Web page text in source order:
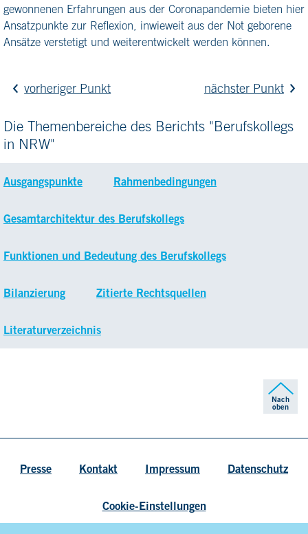
gewonnenen Erfahrungen aus der Coronapandemie bieten hier
Ansatzpunkte zur Reflexion, inwieweit aus der Not geborene
Ansätze verstetigt und weiterentwickelt werden können.
vorheriger Punkt nächster Punkt
Die Themenbereiche des Berichts "Berufskollegs
in NRW"
Ausgangspunkte Rahmenbedingungen
Gesamtarchitektur des Berufskollegs
Funktionen und Bedeutung des Berufskollegs
Bilanzierung Zitierte Rechtsquellen
Literaturverzeichnis
Nach
oben
Presse Kontakt Impressum Datenschutz
Cookie-Einstellungen